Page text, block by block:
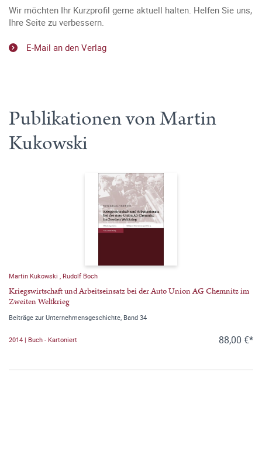
Wir möchten Ihr Kurzprofil gerne aktuell halten. Helfen Sie uns,
Ihre Seite zu verbessern.
E-Mail an den Verlag
Publikationen von Martin
Kukowski
Martin Kukowski Rudolf Boch
Kriegswirtschaft und Arbeitseinsatz bei der Auto Union AG Chemnitz im
Zweiten Weltkrieg
Beiträge zur Unternehmensgeschichte, Band 34
2014 | Buch - Kartoniert 88,00 €*